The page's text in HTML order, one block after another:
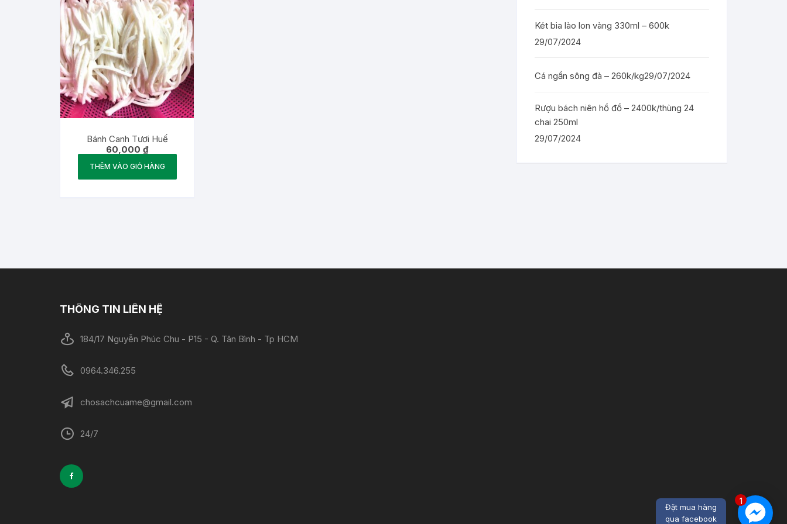
1
Đặt mua hàng
qua facebook
Bánh Canh Tươi Huế
60,000 ₫
THÊM VÀO GIỎ HÀNG
Két bia lào lon vàng 330ml – 600k
29/07/2024
Cá ngần sông đà – 260k/kg29/07/2024
Rượu bách niên hồ đồ – 2400k/thùng 24
chai 250ml
29/07/2024
THÔNG TIN LIÊN HỆ
184/17 Nguyễn Phúc Chu - P15 - Q. Tân Bình - Tp HCM
0964.346.255
chosachcuame@gmail.com
24/7